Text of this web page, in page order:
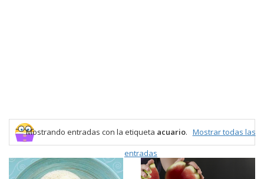
Mostrando entradas con la etiqueta acuario. Mostrar todas las
entradas